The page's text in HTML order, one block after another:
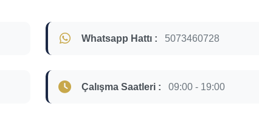
Whatsapp Hattı : 5073460728
Çalışma Saatleri : 09:00 - 19:00